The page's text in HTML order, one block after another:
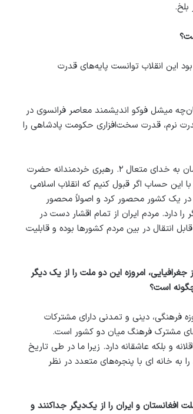
و الهی بود این انقلاب توانست پایه‌های قدرت
میشل فوکو اندیشمند معاصر فرانسوی در
نرم، قدرت سخت‌افزاری حکومت پادشاهی را
سه ویژگی به عنوان عوامل اصلی پیروزی انقلاب اسلامی در سال ۱۳۵۷ به شمار می‌آید: ۱. ایمان به خدای متعال ۲. رهبری خردمندانه حضرت
اقوام. با این حساب اگر قبول کنیم که انقلاب اسلامی
یک کشور محصور کرد و اصولاً محصور
دارد. مردم ایران از تمام اقشار دست در
انتقال در بین مردم کشورها بوده و قابلیت
امروزه این دو ملت را از یک دیگر
چگونه است؟
فرهنگی، دینی و تمدنی دارای مشترکات
مشترک فرهنگ میان دو کشور است.
و بلکه عاشقانه دارد. زیرا ما در طی تاریخ
خانه ای با پنجره‌های متعدد در نظر
و ایران را از یک‌دیگر جداکنند و